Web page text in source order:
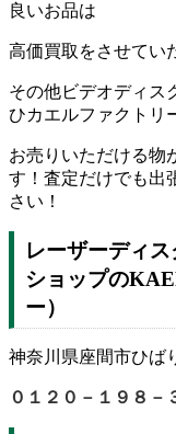
良いお品は
高価買取をさせてい
その他ビデオディス
ひカエルファクトリ
お売りいただける物
す！査定だけでも出
さい！
レーザーディ
ショップの
ー）
神奈川県座間市ひば
０１２０－１９８－